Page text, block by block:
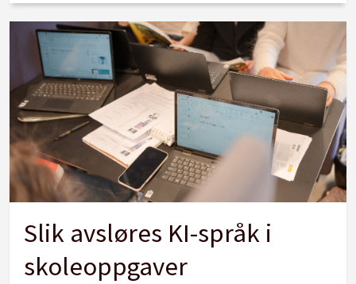
Slik avsløres KI-språk i
skoleoppgaver